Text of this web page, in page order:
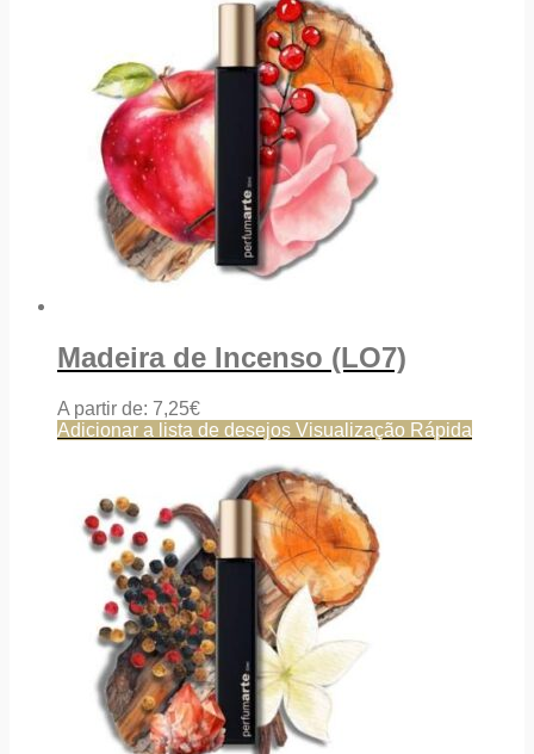
Madeira de Incenso (LO7)
A partir de: 7,25€
Adicionar a lista de desejos Visualização Rápida